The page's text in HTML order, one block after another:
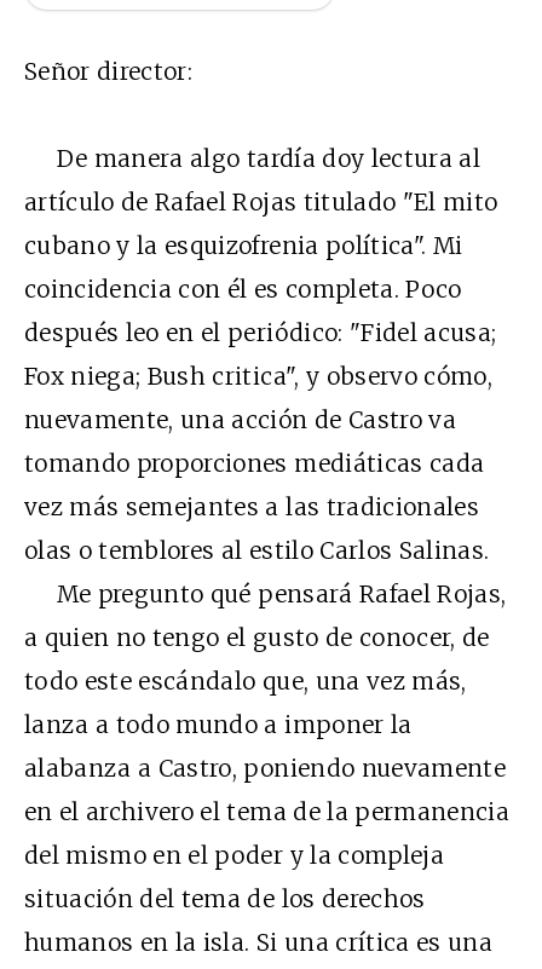
Señor director:
De manera algo tardía doy lectura al
artículo de Rafael Rojas titulado "El mito
cubano y la esquizofrenia política". Mi
coincidencia con él es completa. Poco
después leo en el periódico: "Fidel acusa;
Fox niega; Bush critica", y observo cómo,
nuevamente, una acción de Castro va
tomando proporciones mediáticas cada
vez más semejantes a las tradicionales
olas o temblores al estilo Carlos Salinas.
Me pregunto qué pensará Rafael Rojas,
a quien no tengo el gusto de conocer, de
todo este escándalo que, una vez más,
lanza a todo mundo a imponer la
alabanza a Castro, poniendo nuevamente
en el archivero el tema de la permanencia
del mismo en el poder y la compleja
situación del tema de los derechos
humanos en la isla. Si una crítica es una